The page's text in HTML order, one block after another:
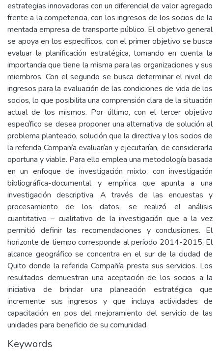
estrategias innovadoras con un diferencial de valor agregado
frente a la competencia, con los ingresos de los socios de la
mentada empresa de transporte público. El objetivo general
se apoya en los específicos, con el primer objetivo se busca
evaluar la planificación estratégica, tomando en cuenta la
importancia que tiene la misma para las organizaciones y sus
miembros. Con el segundo se busca determinar el nivel de
ingresos para la evaluación de las condiciones de vida de los
socios, lo que posibilita una comprensión clara de la situación
actual de los mismos. Por último, con el tercer objetivo
específico se desea proponer una alternativa de solución al
problema planteado, solución que la directiva y los socios de
la referida Compañía evaluarían y ejecutarían, de considerarla
oportuna y viable. Para ello emplea una metodología basada
en un enfoque de investigación mixto, con investigación
bibliográfica-documental y empírica que apunta a una
investigación descriptiva. A través de las encuestas y
procesamiento de los datos, se realizó el análisis
cuantitativo – cualitativo de la investigación que a la vez
permitió definir las recomendaciones y conclusiones. El
horizonte de tiempo corresponde al período 2014-2015. El
alcance geográfico se concentra en el sur de la ciudad de
Quito donde la referida Compañía presta sus servicios. Los
resultados demuestran una aceptación de los socios a la
iniciativa de brindar una planeación estratégica que
incremente sus ingresos y que incluya actividades de
capacitación en pos del mejoramiento del servicio de las
unidades para beneficio de su comunidad.
Keywords